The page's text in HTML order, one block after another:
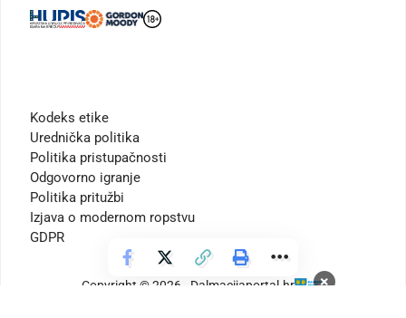
×
Kodeks etike
Urednička politika
Politika pristupačnosti
Odgovorno igranje
Politika pritužbi
Izjava o modernom ropstvu
GDPR
Copyright © 2026 - Dalmacijaportal.hr